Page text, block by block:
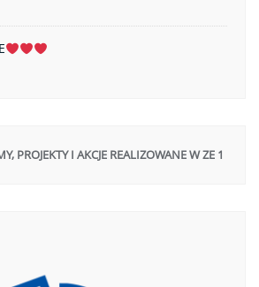
PROJEKTY I AKCJE REALIZOWANE W ZE 1